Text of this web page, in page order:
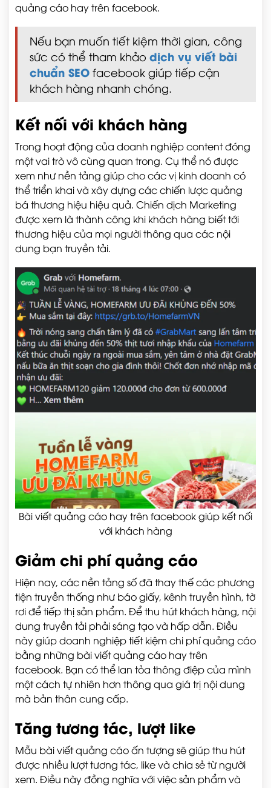
quảng cáo hay trên facebook.
Nếu bạn muốn tiết kiệm thời gian, công
sức có thể tham khảo dịch vụ viết bài
chuẩn SEO facebook giúp tiếp cận
khách hàng nhanh chóng.
Kết nối với khách hàng
Trong hoạt động của doanh nghiệp content đóng
một vai trò vô cùng quan trong. Cụ thể nó được
xem như nền tảng giúp cho các vị kinh doanh có
thể triển khai và xây dựng các chiến lược quảng
bá thương hiệu hiệu quả. Chiến dịch Marketing
được xem là thành công khi khách hàng biết tới
thương hiệu của mọi người thông qua các nội
dung bạn truyền tải.
Bài viết quảng cáo hay trên facebook giúp kết nối
với khách hàng
Giảm chi phí quảng cáo
Hiện nay, các nền tảng số đã thay thế các phương
tiện truyền thống như báo giấy, kênh truyền hình, tờ
rơi để tiếp thị sản phẩm. Để thu hút khách hàng, nội
dung truyền tải phải sáng tạo và hấp dẫn. Điều
này giúp doanh nghiệp tiết kiệm chi phí quảng cáo
bằng những bài viết quảng cáo hay trên
facebook. Bạn có thể lan tỏa thông điệp của mình
một cách tự nhiên hơn thông qua giá trị nội dung
mà bản thân cung cấp.
Tăng tương tác, lượt like
Mẫu bài viết quảng cáo ấn tượng sẽ giúp thu hút
được nhiều lượt tương tác, like và chia sẻ từ người
xem. Điều này đồng nghĩa với việc sản phẩm và